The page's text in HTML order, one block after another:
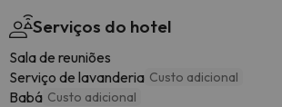
Serviços do hotel
Sala de reuniões
Serviço de lavanderia Custo adicional
Babá Custo adicional